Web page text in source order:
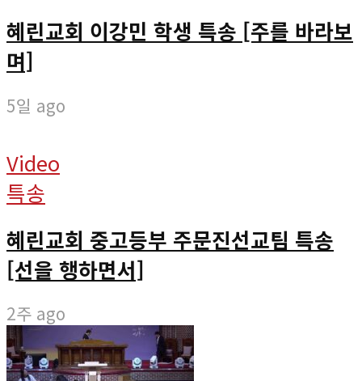
혜린교회 이강민 학생 특송 [주를 바라보
며]
5일 ago
Video
특송
혜린교회 중고등부 주문진선교팀 특송
[선을 행하면서]
2주 ago